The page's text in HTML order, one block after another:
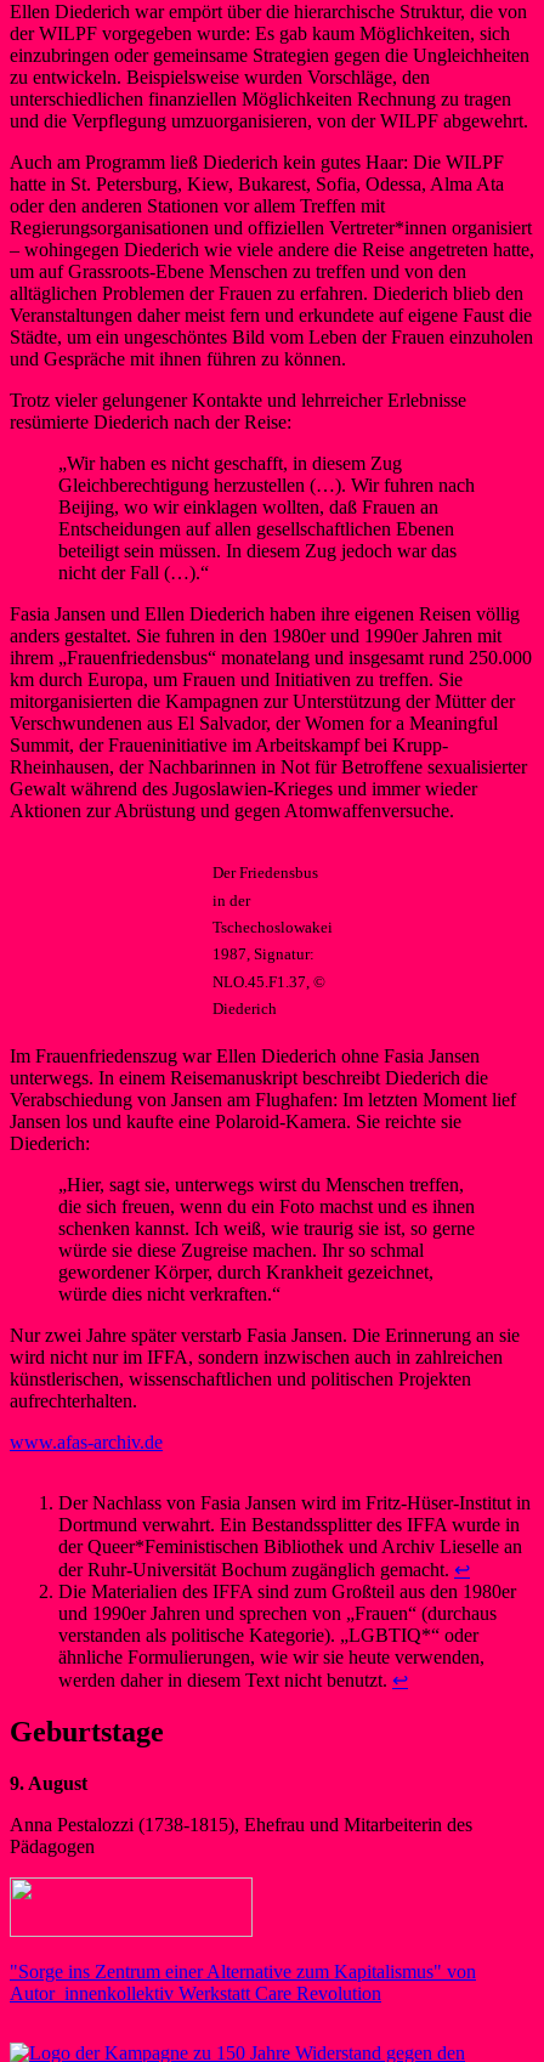
Ellen Diederich war empört über die hierarchische Struktur, die von
der WILPF vorgegeben wurde: Es gab kaum Möglichkeiten, sich
einzubringen oder gemeinsame Strategien gegen die Ungleichheiten
zu entwickeln. Beispielsweise wurden Vorschläge, den
unterschiedlichen finanziellen Möglichkeiten Rechnung zu tragen
und die Verpflegung umzuorganisieren, von der WILPF abgewehrt.
Auch am Programm ließ Diederich kein gutes Haar: Die WILPF
hatte in St. Petersburg, Kiew, Bukarest, Sofia, Odessa, Alma Ata
oder den anderen Stationen vor allem Treffen mit
Regierungsorganisationen und offiziellen Vertreter*innen organisiert
– wohingegen Diederich wie viele andere die Reise angetreten hatte,
um auf Grassroots-Ebene Menschen zu treffen und von den
alltäglichen Problemen der Frauen zu erfahren. Diederich blieb den
Veranstaltungen daher meist fern und erkundete auf eigene Faust die
Städte, um ein ungeschöntes Bild vom Leben der Frauen einzuholen
und Gespräche mit ihnen führen zu können.
Trotz vieler gelungener Kontakte und lehrreicher Erlebnisse
resümierte Diederich nach der Reise:
„Wir haben es nicht geschafft, in diesem Zug
Gleichberechtigung herzustellen (…). Wir fuhren nach
Beijing, wo wir einklagen wollten, daß Frauen an
Entscheidungen auf allen gesellschaftlichen Ebenen
beteiligt sein müssen. In diesem Zug jedoch war das
nicht der Fall (…).“
Fasia Jansen und Ellen Diederich haben ihre eigenen Reisen völlig
anders gestaltet. Sie fuhren in den 1980er und 1990er Jahren mit
ihrem „Frauenfriedensbus“ monatelang und insgesamt rund 250.000
km durch Europa, um Frauen und Initiativen zu treffen. Sie
mitorganisierten die Kampagnen zur Unterstützung der Mütter der
Verschwundenen aus El Salvador, der Women for a Meaningful
Summit, der Fraueninitiative im Arbeitskampf bei Krupp-
Rheinhausen, der Nachbarinnen in Not für Betroffene sexualisierter
Gewalt während des Jugoslawien-Krieges und immer wieder
Aktionen zur Abrüstung und gegen Atomwaffenversuche.
Der Friedensbus
in der
Tschechoslowakei
1987, Signatur:
NLO.45.F1.37, ©
Diederich
Im Frauenfriedenszug war Ellen Diederich ohne Fasia Jansen
unterwegs. In einem Reisemanuskript beschreibt Diederich die
Verabschiedung von Jansen am Flughafen: Im letzten Moment lief
Jansen los und kaufte eine Polaroid-Kamera. Sie reichte sie
Diederich:
„Hier, sagt sie, unterwegs wirst du Menschen treffen,
die sich freuen, wenn du ein Foto machst und es ihnen
schenken kannst. Ich weiß, wie traurig sie ist, so gerne
würde sie diese Zugreise machen. Ihr so schmal
gewordener Körper, durch Krankheit gezeichnet,
würde dies nicht verkraften.“
Nur zwei Jahre später verstarb Fasia Jansen. Die Erinnerung an sie
wird nicht nur im IFFA, sondern inzwischen auch in zahlreichen
künstlerischen, wissenschaftlichen und politischen Projekten
aufrechterhalten.
www.afas-archiv.de
Der Nachlass von Fasia Jansen wird im Fritz-Hüser-Institut in
Dortmund verwahrt. Ein Bestandssplitter des IFFA wurde in
der Queer*Feministischen Bibliothek und Archiv Lieselle an
der Ruhr-Universität Bochum zugänglich gemacht. ↩︎
Die Materialien des IFFA sind zum Großteil aus den 1980er
und 1990er Jahren und sprechen von „Frauen“ (durchaus
verstanden als politische Kategorie). „LGBTIQ*“ oder
ähnliche Formulierungen, wie wir sie heute verwenden,
werden daher in diesem Text nicht benutzt. ↩︎
Geburtstage
9. August
Anna Pestalozzi (1738-1815), Ehefrau und Mitarbeiterin des
Pädagogen
"Sorge ins Zentrum einer Alternative zum Kapitalismus" von
Autor_innenkollektiv Werkstatt Care Revolution